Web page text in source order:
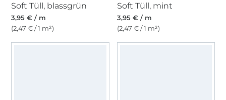
Soft Tüll, blassgrün
3,95 € / m
(2,47 € / 1 m²)
Soft Tüll, mint
3,95 € / m
(2,47 € / 1 m²)